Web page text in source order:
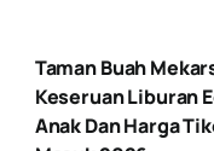
Taman Buah
Keseruan Liburan
Anak Dan Harga